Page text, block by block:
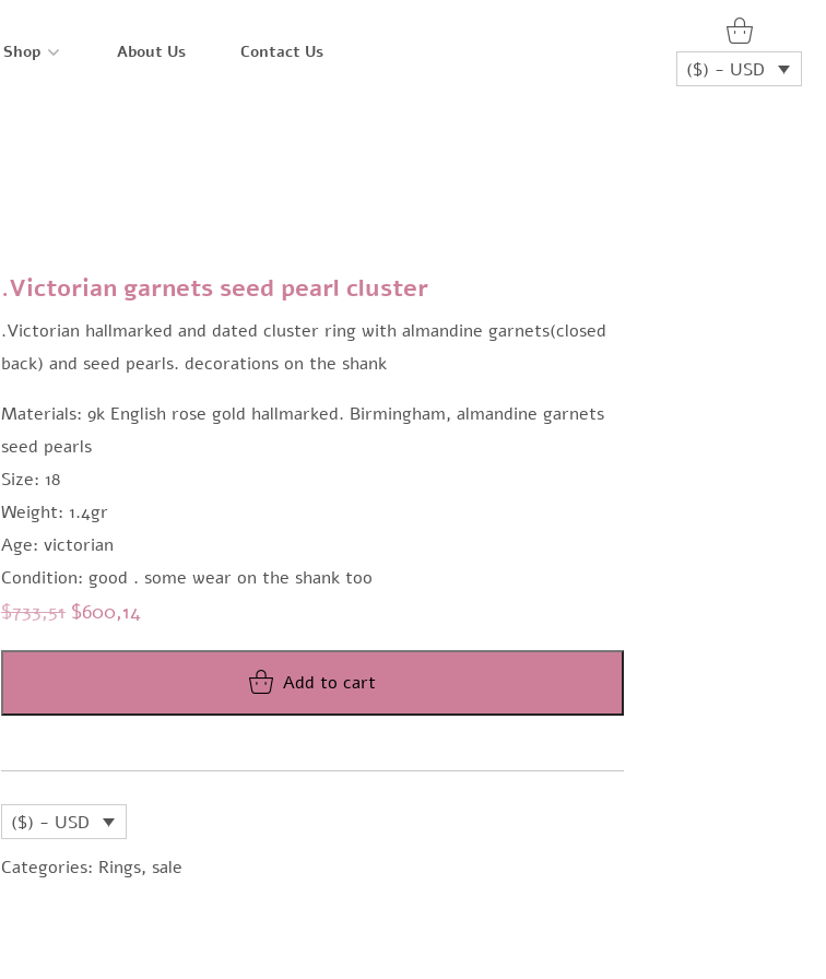
Shop About Us Contact Us
($) - USD
.Victorian garnets seed pearl cluster
.Victorian hallmarked and dated cluster ring with almandine garnets(closed
back) and seed pearls. decorations on the shank
Materials: 9k English rose gold hallmarked. Birmingham, almandine garnets
seed pearls
Size: 18
Weight: 1.4gr
Age: victorian
Condition: good . some wear on the shank too
$733,51 Original
price
$733,51.
$600,14Current
price
$600,14.
Add to cart
($) - USD
Categories: Rings, sale